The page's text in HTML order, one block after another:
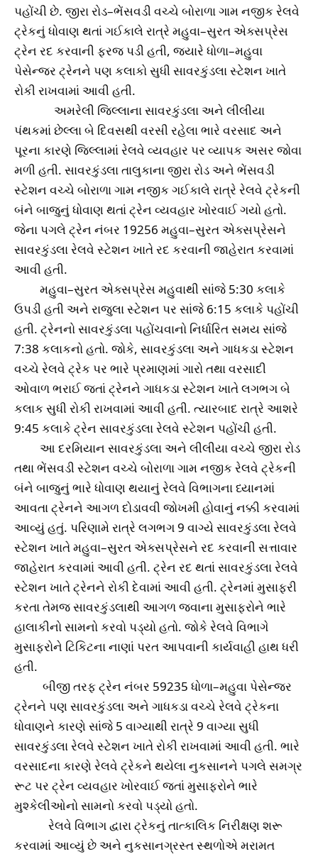
પહોંચી છે. જીરા રોડ–ભેંસવડી વચ્ચે બોરાળા ગામ નજીક રેલવે
ટ્રેકનું ધોવાણ થતાં ગઈકાલે રાત્રે મહુવા–સુરત એક્સપ્રેસ
ટ્રેન રદ કરવાની ફરજ પડી હતી, જ્યારે ધોળા–મહુવા
પેસેન્જર ટ્રેનને પણ કલાકો સુધી સાવરકુંડલા સ્ટેશન ખાતે
રોકી રાખવામાં આવી હતી.
અમરેલી જિલ્લાના સાવરકુંડલા અને લીલીયા
પંથકમાં છેલ્લા બે દિવસથી વરસી રહેલા ભારે વરસાદ અને
પૂરના કારણે જિલ્લામાં રેલવે વ્યવહાર પર વ્યાપક અસર જોવા
મળી હતી. સાવરકુંડલા તાલુકાના જીરા રોડ અને ભેંસવડી
સ્ટેશન વચ્ચે બોરાળા ગામ નજીક ગઈકાલે રાત્રે રેલવે ટ્રેકની
બંને બાજુનું ધોવાણ થતાં ટ્રેન વ્યવહાર ખોરવાઈ ગયો હતો.
જેના પગલે ટ્રેન નંબર 19256 મહુવા–સુરત એક્સપ્રેસને
સાવરકુંડલા રેલવે સ્ટેશન ખાતે રદ કરવાની જાહેરાત કરવામાં
આવી હતી.
મહુવા–સુરત એક્સપ્રેસ મહુવાથી સાંજે 5:30 કલાકે
ઉપડી હતી અને રાજુલા સ્ટેશન પર સાંજે 6:15 કલાકે પહોંચી
હતી. ટ્રેનનો સાવરકુંડલા પહોંચવાનો નિર્ધારિત સમય સાંજે
7:38 કલાકનો હતો. જોકે, સાવરકુંડલા અને ગાધકડા સ્ટેશન
વચ્ચે રેલવે ટ્રેક પર ભારે પ્રમાણમાં ગારો તથા વરસાદી
ઓવાળ ભરાઈ જતાં ટ્રેનને ગાધકડા સ્ટેશન ખાતે લગભગ બે
કલાક સુધી રોકી રાખવામાં આવી હતી. ત્યારબાદ રાત્રે આશરે
9:45 કલાકે ટ્રેન સાવરકુંડલા રેલવે સ્ટેશન પહોંચી હતી.
આ દરમિયાન સાવરકુંડલા અને લીલીયા વચ્ચે જીરા રોડ
તથા ભેંસવડી સ્ટેશન વચ્ચે બોરાળા ગામ નજીક રેલવે ટ્રેકની
બંને બાજુનું ભારે ધોવાણ થયાનું રેલવે વિભાગના ધ્યાનમાં
આવતા ટ્રેનને આગળ દોડાવવી જોખમી હોવાનું નક્કી કરવામાં
આવ્યું હતું. પરિણામે રાત્રે લગભગ 9 વાગ્યે સાવરકુંડલા રેલવે
સ્ટેશન ખાતે મહુવા–સુરત એક્સપ્રેસને રદ કરવાની સત્તાવાર
જાહેરાત કરવામાં આવી હતી. ટ્રેન રદ થતાં સાવરકુંડલા રેલવે
સ્ટેશન ખાતે ટ્રેનને રોકી દેવામાં આવી હતી. ટ્રેનમાં મુસાફરી
કરતા તેમજ સાવરકુંડલાથી આગળ જવાના મુસાફરોને ભારે
હાલાકીનો સામનો કરવો પડ્યો હતો. જોકે રેલવે વિભાગે
મુસાફરોને ટિકિટના નાણાં પરત આપવાની કાર્યવાહી હાથ ધરી
હતી.
બીજી તરફ ટ્રેન નંબર 59235 ધોળા–મહુવા પેસેન્જર
ટ્રેનને પણ સાવરકુંડલા અને ગાધકડા વચ્ચે રેલવે ટ્રેકના
ધોવાણને કારણે સાંજે 5 વાગ્યાથી રાત્રે 9 વાગ્યા સુધી
સાવરકુંડલા રેલવે સ્ટેશન ખાતે રોકી રાખવામાં આવી હતી. ભારે
વરસાદના કારણે રેલવે ટ્રેકને થયેલા નુકસાનને પગલે સમગ્ર
રૂટ પર ટ્રેન વ્યવહાર ખોરવાઈ જતાં મુસાફરોને ભારે
મુશ્કેલીઓનો સામનો કરવો પડ્યો હતો.
રેલવે વિભાગ દ્વારા ટ્રેકનું તાત્કાલિક નિરીક્ષણ શરૂ
કરવામાં આવ્યું છે અને નુકસાનગ્રસ્ત સ્થળોએ મરામત